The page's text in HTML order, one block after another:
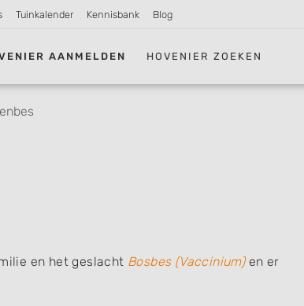
Tuinkalender Kennisbank Blog
AANMELDEN HOVENIER ZOEKEN
en het geslacht Bosbes (Vaccinium)en er